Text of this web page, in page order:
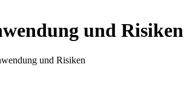
und Risiken
und Risiken